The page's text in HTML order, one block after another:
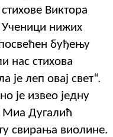
Виктора
Ученици нижих
буђењу
нас стихова
је леп овај свет“.
је извео једну
Миа Дугалић
свирања виолине.